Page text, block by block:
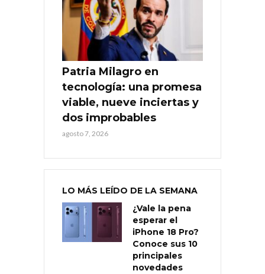
Patria Milagro en
tecnología: una promesa
viable, nueve inciertas y
dos improbables
agosto 7, 2026
LO MÁS LEÍDO DE LA SEMANA
¿Vale la pena
esperar el
iPhone 18 Pro?
Conoce sus 10
principales
novedades